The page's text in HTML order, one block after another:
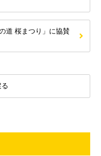
道 桜まつり」に協賛